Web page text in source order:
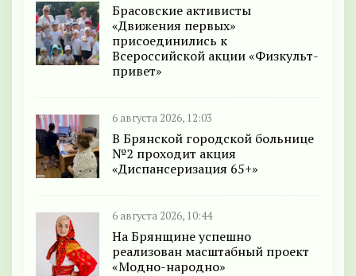
Брасовские активисты
«Движения первых»
присоединились к
Всероссийской акции «Физкульт-
привет»
6 августа 2026, 12:03
В Брянской городской больнице
№2 проходит акция
«Диспансеризация 65+»
6 августа 2026, 10:44
На Брянщине успешно
реализован масштабный проект
«Модно-народно»